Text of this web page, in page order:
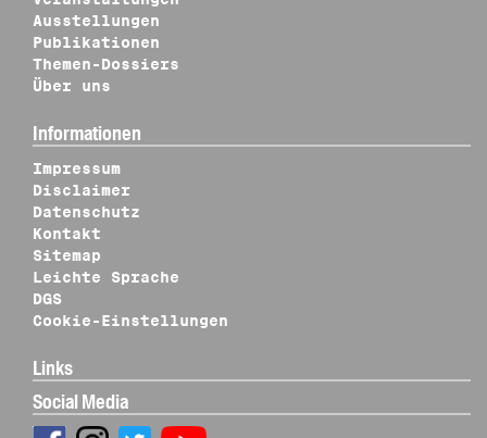
Ausstellungen
Publikationen
Themen-Dossiers
Über uns
Informationen
Impressum
Disclaimer
Datenschutz
Kontakt
Sitemap
Leichte Sprache
DGS
Cookie-Einstellungen
Links
Social Media